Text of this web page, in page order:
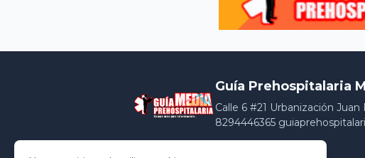
Guía Prehospitalaria
Calle 6 #21 Urbanización
8294446365